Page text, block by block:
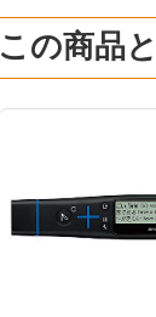
この商品